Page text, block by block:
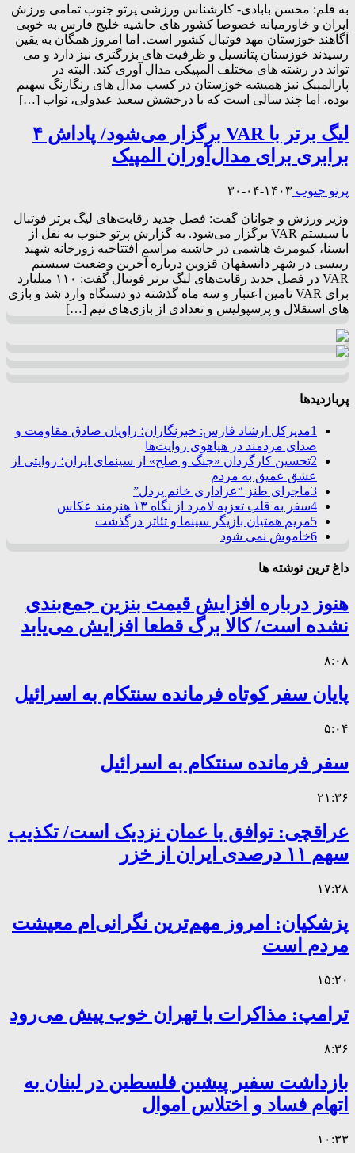
به قلم: محسن بابادی- کارشناس ورزشی پرتو جنوب تمامی ورزش
ایران و خاورمیانه خصوصا کشور های حاشیه خلیج فارس به خوبی
آگاهند خوزستان مهد فوتبال کشور است. اما امروز همگان به یقین
رسیدند خوزستان پتانسیل و ظرفیت های بزرگتری نیز دارد و می
تواند در رشته های مختلف المپیکی مدال آوری کند. البته در
پارالمپیک نیز همیشه خوزستان در کسب مدال های رنگارنگ سهیم
بوده، اما چند سالی است که با درخشش سعید عبدولی، نواب […]
لیگ برتر با VAR برگزار می‌شود/ پاداش ۴
برابری برای مدال‌آوران المپیک
پرتو جنوب ۱۴۰۳-۰۴-۳۰
وزیر ورزش و جوانان گفت: فصل جدید رقابت‌های لیگ برتر فوتبال
با سیستم VAR برگزار می‌شود. به گزارش پرتو جنوب به نقل از
ایسنا، کیومرث هاشمی در حاشیه مراسم افتتاحیه زورخانه شهید
رییسی در شهر دانسفهان قزوین درباره آخرین وضعیت سیستم
VAR در فصل جدید رقابت‌های لیگ برتر فوتبال گفت: ۱۱۰ میلیارد
برای VAR تامین اعتبار و سه ماه گذشته دو دستگاه وارد شد و بازی
های استقلال و پرسپولیس و تعدادی از بازی‌های تیم […]
پربازدیدها
1مدیرکل ارشاد فارس: خبرنگاران؛ راویان صادق مقاومت و
صدای مردمند در هیاهوی روایت‌ها
2تحسین کارگردان «جنگ و صلح» از سینمای ایران؛ روایتی از
عشق عمیق به مردم
3ماجرای طنز “عزاداری خانم پردل”
4سفر به قلب تعزیه لامرد از نگاه ۱۳ هنرمند عکاس
5مریم همتیان بازیگر سینما و تئاتر درگذشت
6خاموش نمی شود
داغ ترین نوشته ها
هنوز درباره افزایش قیمت بنزین جمع‌بندی
نشده است/ کالا برگ قطعا افزایش می‌یابد
۸:۰۸
پایان سفر کوتاه فرمانده سنتکام به اسرائیل
۵:۰۴
سفر فرمانده سنتکام به اسرائیل
۲۱:۳۶
عراقچی: توافق با عمان نزدیک است/ تکذیب
سهم ۱۱ درصدی ایران از خزر
۱۷:۲۸
پزشکیان: امروز مهم‌ترین نگرانی‌ام معیشت
مردم است
۱۵:۲۰
ترامپ: مذاکرات با تهران خوب پیش می‌رود
۸:۳۶
بازداشت سفیر پیشین فلسطین در لبنان به
اتهام فساد و اختلاس اموال
۱۰:۳۳